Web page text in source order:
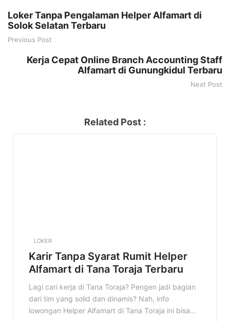
Loker Tanpa Pengalaman Helper Alfamart di
Solok Selatan Terbaru
Previous Post
Kerja Cepat Online Branch Accounting Staff
Alfamart di Gunungkidul Terbaru
Next Post
Related Post :
LOKER
Karir Tanpa Syarat Rumit Helper
Alfamart di Tana Toraja Terbaru
Lagi cari kerja di Tana Toraja? Pengen jadi bagian
dari tim yang solid dan dinamis? Nah, info
lowongan Helper Alfamart di Tana Toraja ini bisa